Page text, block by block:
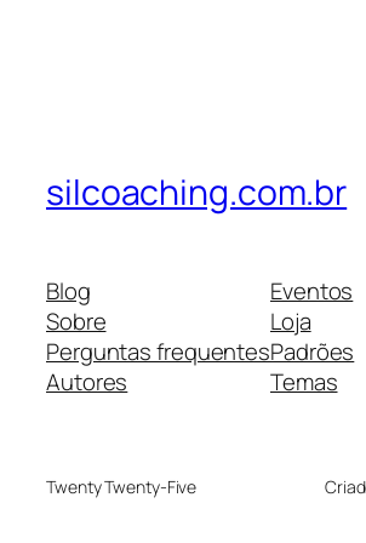
silcoaching.com.br
Blog
Sobre
Perguntas frequentes
Autores
Eventos
Loja
Padrões
Temas
Twenty Twenty-Five